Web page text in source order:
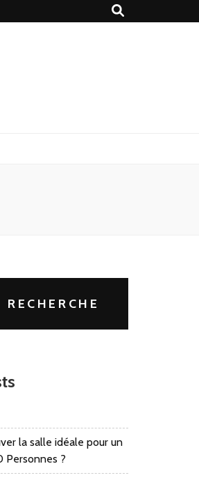
RECHERCHE
la salle idéale pour un
Personnes ?